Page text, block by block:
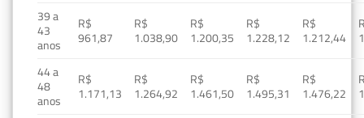
39 a
43
anos
R$
961,87
R$
1.038,90
R$
1.200,35
R$
1.228,12
R$
1.212,44
44 a
48
anos
R$
1.171,13
R$
1.264,92
R$
1.461,50
R$
1.495,31
R$
1.476,22